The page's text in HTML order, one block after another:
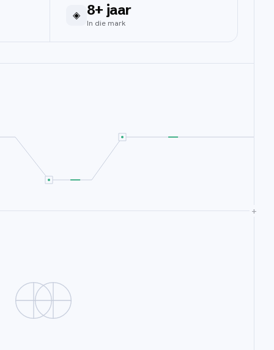
◈ 8+ jaar
In die mark